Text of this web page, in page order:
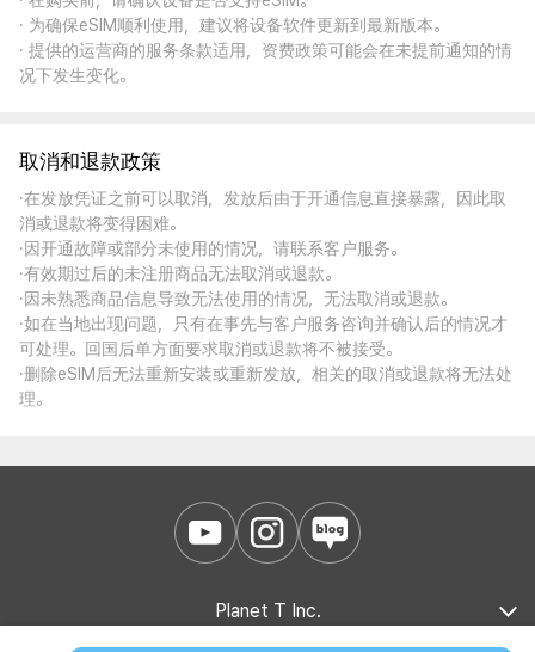
· 为确保eSIM顺利使用，建议将设备软件更新到最新版本。
· 提供的运营商的服务条款适用，资费政策可能会在未提前通知的情
况下发生变化。
取消和退款政策
·在发放凭证之前可以取消，发放后由于开通信息直接暴露，因此取
消或退款将变得困难。
·因开通故障或部分未使用的情况，请联系客户服务。
·有效期过后的未注册商品无法取消或退款。
·因未熟悉商品信息导致无法使用的情况，无法取消或退款。
·如在当地出现问题，只有在事先与客户服务咨询并确认后的情况才
可处理。回国后单方面要求取消或退款将不被接受。
·删除eSIM后无法重新安装或重新发放，相关的取消或退款将无法处
理。
Planet T Inc.